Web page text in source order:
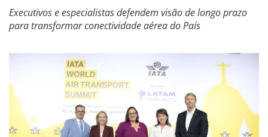
Executivos e especialistas defendem visão de longo prazo
para transformar conectividade aérea do País